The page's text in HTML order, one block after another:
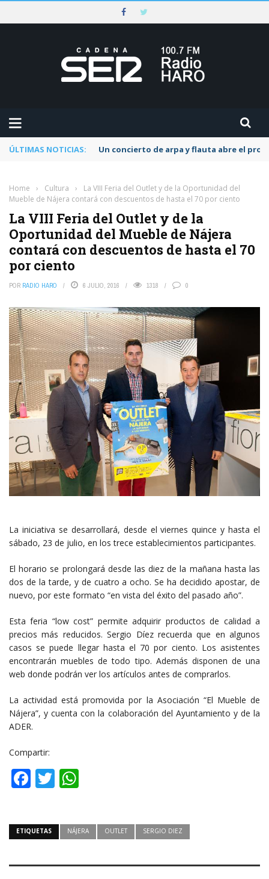
ÚLTIMAS NOTICIAS: Un concierto de arpa y flauta abre el
Home › Cultura ›
La VIII Feria del Outlet y de la Oportunidad del
Mueble de Nájera contará con descuentos de hasta el 70 por ciento
La VIII Feria del Outlet y de la
Oportunidad del Mueble de Nájera
contará con descuentos de hasta el 70
por ciento
POR RADIO HARO 6 JULIO, 2016 1318 0
La iniciativa se desarrollará, desde el viernes quince y hasta el
sábado, 23 de julio, en los trece establecimientos participantes.
El horario se prolongará desde las diez de la mañana hasta las
dos de la tarde, y de cuatro a ocho. Se ha decidido apostar, de
nuevo, por este formato “en vista del éxito del pasado año”.
Esta feria “low cost” permite adquirir productos de calidad a
precios más reducidos. Sergio Díez recuerda que en algunos
casos se puede llegar hasta el 70 por ciento. Los asistentes
encontrarán muebles de todo tipo. Además disponen de una
web donde podrán ver los artículos antes de comprarlos.
La actividad está promovida por la Asociación “El Mueble de
Nájera”, y cuenta con la colaboración del Ayuntamiento y de la
ADER.
Compartir:
Facebook
Twitter
ETIQUETAS NÁJERA OUTLET SERGIO DIEZ